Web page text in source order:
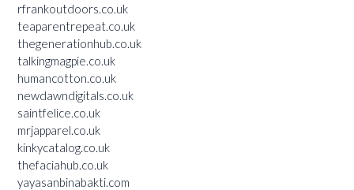
rfrankoutdoors.co.uk
teaparentrepeat.co.uk
thegenerationhub.co.uk
talkingmagpie.co.uk
humancotton.co.uk
newdawndigitals.co.uk
saintfelice.co.uk
mrjapparel.co.uk
kinkycatalog.co.uk
thefaciahub.co.uk
yayasanbinabakti.com